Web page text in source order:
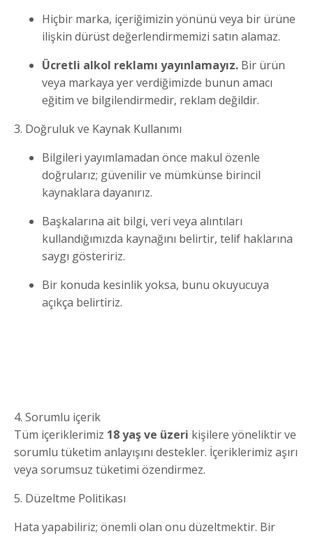
Hiçbir marka, içeriğimizin yönünü veya bir ürüne
ilişkin dürüst değerlendirmemizi satın alamaz.
Ücretli alkol reklamı yayınlamayız. Bir ürün
veya markaya yer verdiğimizde bunun amacı
eğitim ve bilgilendirmedir, reklam değildir.
3. Doğruluk ve Kaynak Kullanımı
Bilgileri yayımlamadan önce makul özenle
doğrularız; güvenilir ve mümkünse birincil
kaynaklara dayanırız.
Başkalarına ait bilgi, veri veya alıntıları
kullandığımızda kaynağını belirtir, telif haklarına
saygı gösteririz.
Bir konuda kesinlik yoksa, bunu okuyucuya
açıkça belirtiriz.
4. Sorumlu içerik
Tüm içeriklerimiz 18 yaş ve üzeri kişilere yöneliktir ve
sorumlu tüketim anlayışını destekler. İçeriklerimiz aşırı
veya sorumsuz tüketimi özendirmez.
5. Düzeltme Politikası
Hata yapabiliriz; önemli olan onu düzeltmektir. Bir